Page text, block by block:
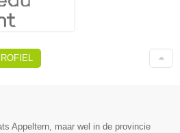
Appeltern, maar wel in de provincie